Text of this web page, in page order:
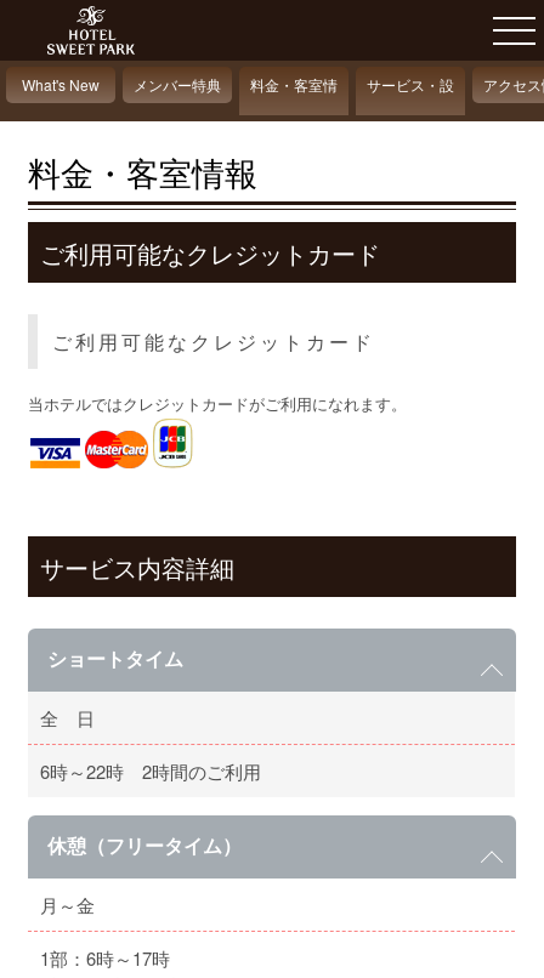
What's New メンバー特典
料金・客室情
報
サービス・設
備情報
アクセ
料金・客室情報
ご利用可能なクレジットカード
ご利用可能なクレジットカード
当ホテルではクレジットカードがご利用になれます。
サービス内容詳細
ショートタイム
全 日
6時～22時 2時間のご利用
休憩（フリータイム）
月～金
1部：6時～17時